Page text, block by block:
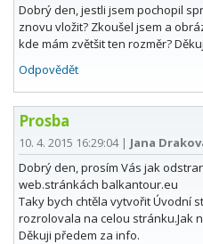
Dobrý den, jestli jsem pochopil
znovu vložit? Zkoušel jsem a
kde mám zvětšit ten rozměr?
Odpovědět
Prosba
10. 4. 2015 16:29:04 | Jana
Dobrý den, prosím Vás jak
web.stránkách balkantour.eu
Taky bych chtěla vytvořit Úvodní
rozrolovala na celou stránku.Jak
Děkuji předem za info.